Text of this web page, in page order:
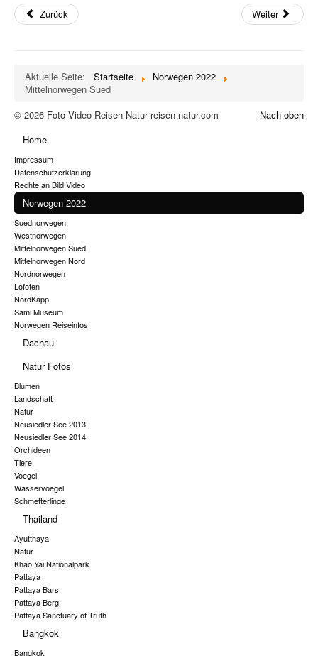
Zurück Weiter
Aktuelle Seite: Startseite
Norwegen 2022
Mittelnorwegen Sued
Nach oben
© 2026 Foto Video Reisen Natur reisen-natur.com
Home
Impressum
Datenschutzerklärung
Rechte an Bild Video
Norwegen 2022
Suednorwegen
Westnorwegen
Mittelnorwegen Sued
Mittelnorwegen Nord
Nordnorwegen
Lofoten
NordKapp
Sami Museum
Norwegen Reiseinfos
Dachau
Natur Fotos
Blumen
Landschaft
Natur
Neusiedler See 2013
Neusiedler See 2014
Orchideen
Tiere
Voegel
Wasservoegel
Schmetterlinge
Thailand
Ayutthaya
Natur
Khao Yai Nationalpark
Pattaya
Pattaya Bars
Pattaya Berg
Pattaya Sanctuary of Truth
Bangkok
Bangkok